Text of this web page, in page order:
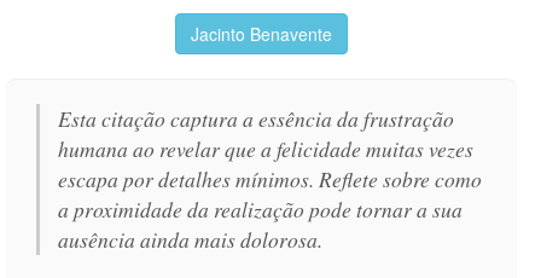
Jacinto Benavente
Esta citação captura a essência da frustração
humana ao revelar que a felicidade muitas vezes
escapa por detalhes mínimos. Reflete sobre como
a proximidade da realização pode tornar a sua
ausência ainda mais dolorosa.